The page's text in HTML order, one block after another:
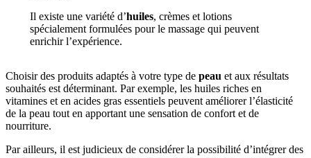
Il existe une variété d’huiles, crèmes et lotions
spécialement formulées pour le massage qui peuvent
enrichir l’expérience.
Choisir des produits adaptés à votre type de peau et aux résultats
souhaités est déterminant. Par exemple, les huiles riches en
vitamines et en acides gras essentiels peuvent améliorer l’élasticité
de la peau tout en apportant une sensation de confort et de
nourriture.
Par ailleurs, il est judicieux de considérer la possibilité d’intégrer des